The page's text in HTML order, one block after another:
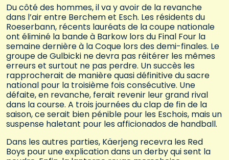
Du côté des hommes, il va y avoir de la revanche
dans l’air entre Berchem et Esch. Les résidents du
Roeserbann, récents lauréats de la coupe nationale
ont éliminé la bande à Barkow lors du Final Four la
semaine dernière à la Coque lors des demi-finales. Le
groupe de Gulbicki ne devra pas réitérer les mêmes
erreurs et surtout ne pas perdre. Un succès les
rapprocherait de manière quasi définitive du sacre
national pour la troisième fois consécutive. Une
défaite, en revanche, ferait revenir leur grand rival
dans la course. A trois journées du clap de fin de la
saison, ce serait bien pénible pour les Eschois, mais un
suspense haletant pour les afficionados de handball.
Dans les autres parties, Käerjeng recevra les Red
Boys pour une explication dans un derby qui sent la